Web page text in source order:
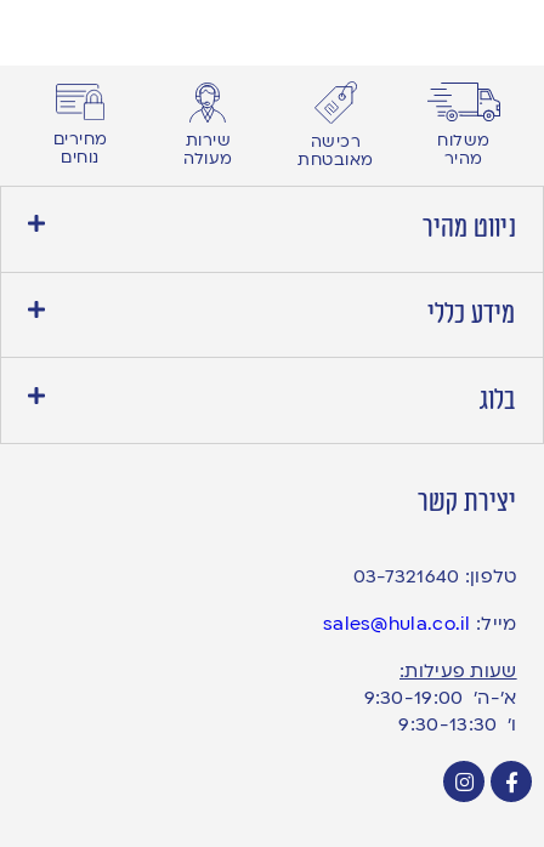
משלוח
מהיר
רכישה
מאובטחת
שירות
מעולה
מחירים
נוחים
ניווט מהיר
מידע כללי
בלוג
יצירת קשר
טלפון: 03-7321640
מייל: sales@hula.co.il
שעות פעילות:
א’-ה’ 9:30-19:00
ו׳ 9:30-13:30